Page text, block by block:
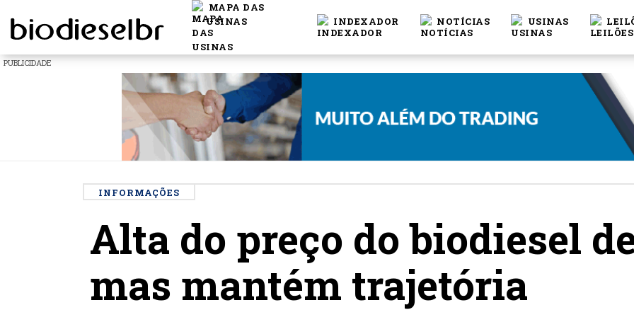
MAPA DAS
USINAS
INDEXADOR NOTÍCIAS USINAS
PUBLICIDADE
INFORMAÇÕES
Alta do preço do biodiesel
mas mantém trajetória